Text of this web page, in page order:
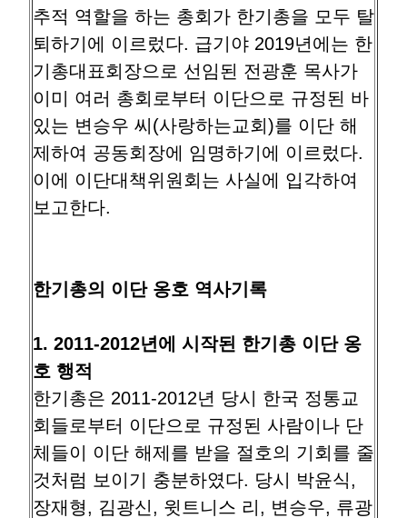
추적 역할을 하는 총회가 한기총을 모두 탈
퇴하기에 이르렀다. 급기야 2019년에는 한
기총대표회장으로 선임된 전광훈 목사가
이미 여러 총회로부터 이단으로 규정된 바
있는 변승우 씨(사랑하는교회)를 이단 해
제하여 공동회장에 임명하기에 이르렀다.
이에 이단대책위원회는 사실에 입각하여
보고한다.
한기총의 이단 옹호 역사기록
1. 2011-2012년에 시작된 한기총 이단 옹
호 행적
한기총은 2011-2012년 당시 한국 정통교
회들로부터 이단으로 규정된 사람이나 단
체들이 이단 해제를 받을 절호의 기회를 줄
것처럼 보이기 충분하였다. 당시 박윤식,
장재형, 김광신, 윗트니스 리, 변승우, 류광